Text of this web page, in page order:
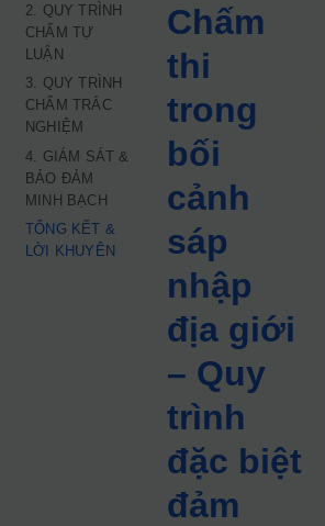
2. QUY TRÌNH
CHẤM TỰ
LUẬN
3. QUY TRÌNH
CHẤM TRẮC
NGHIỆM
4. GIÁM SÁT &
BẢO ĐẢM
MINH BẠCH
TỔNG KẾT &
LỜI KHUYÊN
Chấm
thi
trong
bối
cảnh
sáp
nhập
địa giới
– Quy
trình
đặc biệt
đảm